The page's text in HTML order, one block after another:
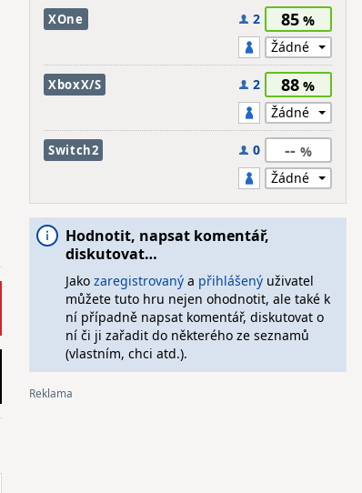
XOne 2 85
XboxX/S 2 88
Switch2 0 --
Hodnotit, napsat komentář,
diskutovat…
Jako zaregistrovanýa přihlášenýuživatel
můžete tuto hru nejen ohodnotit, ale také k
ní případně napsat komentář, diskutovat o
ní či ji zařadit do některého ze seznamů
(vlastním, chci atd.).